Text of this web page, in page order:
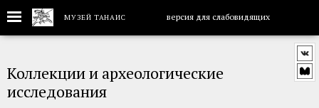
основному
содержанию
версия для слабовидящих
МУЗЕЙ ТАНАИС
Коллекции и археологические
исследования